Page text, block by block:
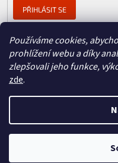
Používáme cookies,
prohlížení webu a díky
zlepšovali jeho funkce,
zde.
PŘIHLÁSIT SE
Vytvořil